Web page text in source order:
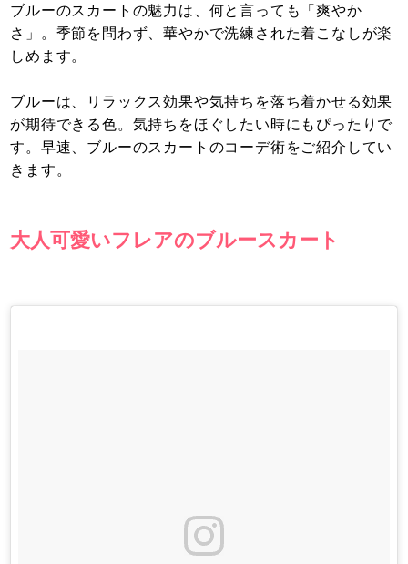
ブルーのスカートの魅力は、何と言っても「爽やか
さ」。季節を問わず、華やかで洗練された着こなしが楽
しめます。
ブルーは、リラックス効果や気持ちを落ち着かせる効果
が期待できる色。気持ちをほぐしたい時にもぴったりで
す。早速、ブルーのスカートのコーデ術をご紹介してい
きます。
大人可愛いフレアのブルースカート